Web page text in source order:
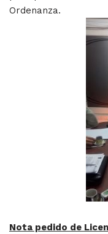
Ordenanza.
Nota pedido de